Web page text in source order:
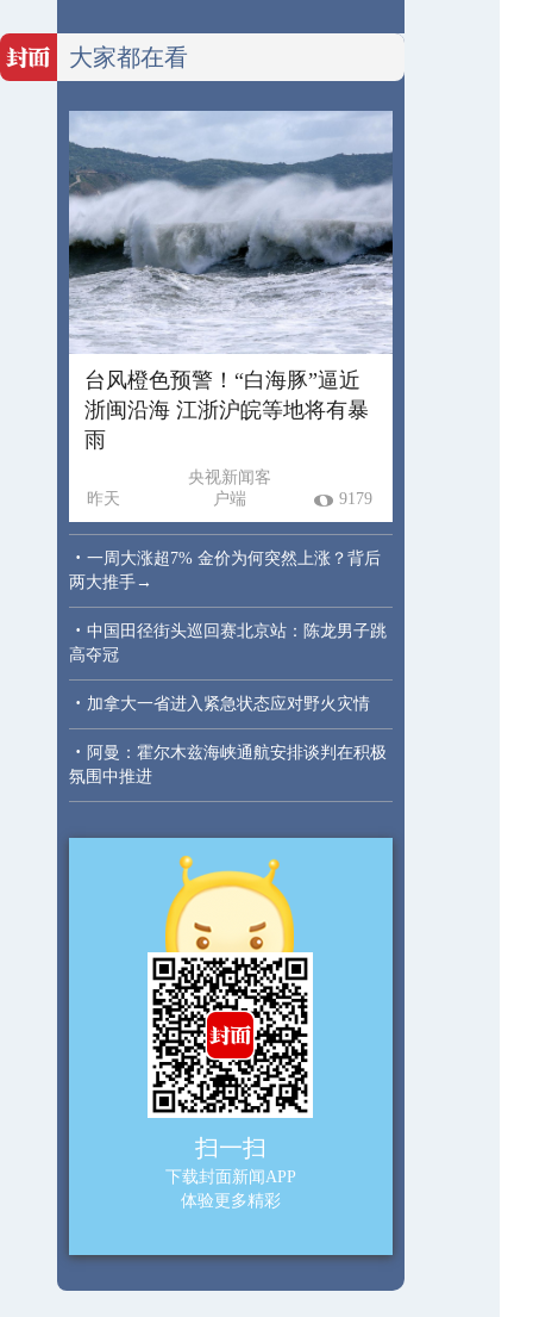
大家都在看
台风橙色预警！“白海豚”逼近
浙闽沿海 江浙沪皖等地将有暴
雨
昨天
央视新闻客
户端
9179
· 一周大涨超7% 金价为何突然上涨？背后
两大推手→
· 中国田径街头巡回赛北京站：陈龙男子跳
高夺冠
· 加拿大一省进入紧急状态应对野火灾情
· 阿曼：霍尔木兹海峡通航安排谈判在积极
氛围中推进
扫一扫
下载封面新闻APP
体验更多精彩